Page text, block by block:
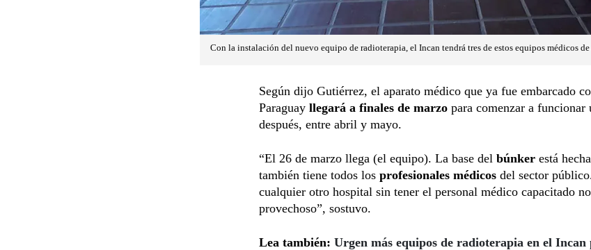
Con la instalación del nuevo equipo de radioterapia, el Incan tendrá tres de estos equipos médicos
Según dijo Gutiérrez, el aparato médico que ya fue embarcado
Paraguay llegará a finales de marzo para comenzar a funcionar
después, entre abril y mayo.
“El 26 de marzo llega (el equipo). La base del búnker está
también tiene todos los profesionales médicos del sector
cualquier otro hospital sin tener el personal médico capacitado
provechoso”, sostuvo.
Lea también: Urgen más equipos de radioterapia en el